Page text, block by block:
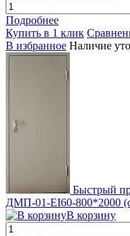
Подробнее
Купить в 1 клик
В избранное Наличие
Быстрый
ДМП-01-EI60-800*2000
В корзину